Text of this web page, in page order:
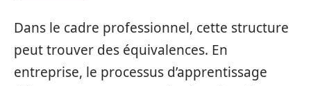
Dans le cadre professionnel, cette structure
peut trouver des équivalences. En
entreprise, le processus d’apprentissage